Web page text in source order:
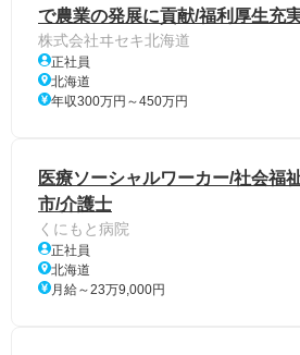
で農業の発展に貢献/福利厚生充
株式会社ヰセキ北海道
正社員
北海道
年収300万円～450万円
医療ソーシャルワーカー/社会福
市/介護士
くにもと病院
正社員
北海道
月給～23万9,000円